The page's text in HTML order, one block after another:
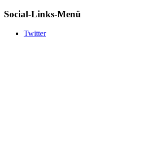
Social-Links-Menü
Twitter